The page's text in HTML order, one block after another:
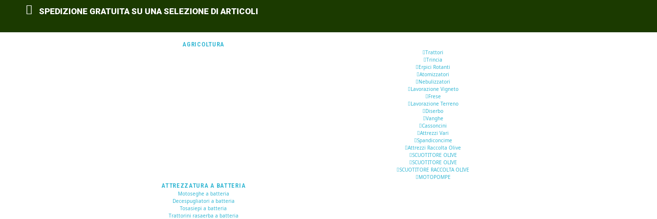
SPEDIZIONE GRATUITA SU UNA SELEZIONE DI ARTICOLI
AGRICOLTURA
Trattori
Trincia
Erpici Rotanti
Atomizzatori
Nebulizzatori
Lavorazione Vigneto
Frese
Lavorazione Terreno
Diserbo
Vanghe
Cassoncini
Attrezzi Vari
Spandiconcime
Attrezzi Raccolta Olive
SCUOTITORE OLIVE
SCUOTITORE OLIVE
SCUOTITORE RACCOLTA OLIVE
MOTOPOMPE
ATTREZZATURA A BATTERIA
Motoseghe a batteria
Decespugliatori a batteria
Tosasiepi a batteria
Trattorini rasaerba a batteria